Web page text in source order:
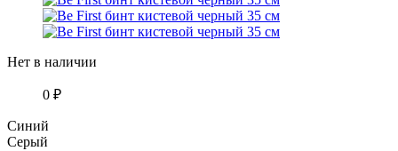
Нет в наличии
0 ₽
Синий
Серый